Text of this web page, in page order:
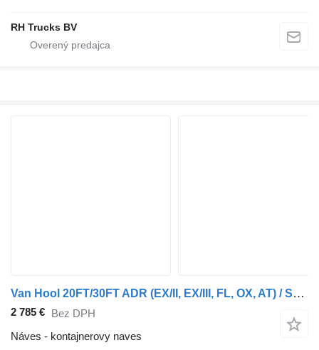
RH Trucks BV
Van Hool 20FT/30FT ADR (EX/II, EX/III, FL, OX, AT) / SAF / drum / liftaxl
2 785 € Bez DPH
Náves - kontajnerovy naves